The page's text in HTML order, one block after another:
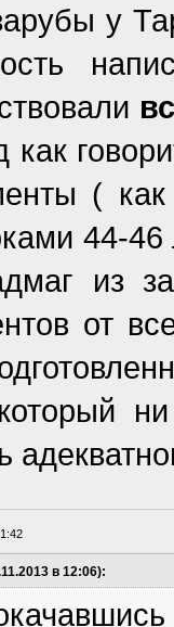
у
как
( как
44-46
из
от
в 12:06):